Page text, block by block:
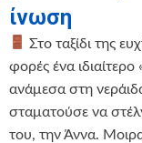
ίνωση
Στο ταξίδι της
φορές ένα ιδιαίτερο
ανάμεσα στη
σταματούσε να
του, την Άννα.